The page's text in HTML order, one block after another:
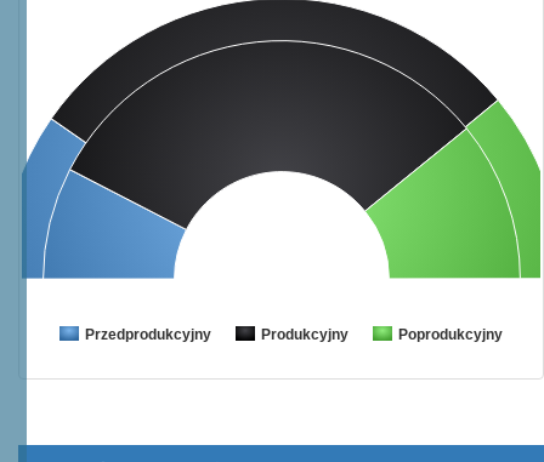
Przedprodukcyjny Produkcyjny Poprodukcyjny